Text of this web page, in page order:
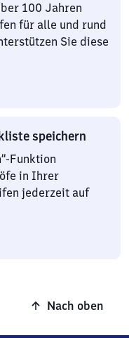
100 Jahren
für alle und rund
Sie diese
speichern
Funktion
in Ihrer
jederzeit auf
Nach oben